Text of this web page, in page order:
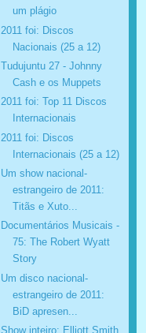
um plágio
2011 foi: Discos
Nacionais (25 a 12)
Tudujuntu 27 - Johnny
Cash e os Muppets
2011 foi: Top 11 Discos
Internacionais
2011 foi: Discos
Internacionais (25 a 12)
Um show nacional-
estrangeiro de 2011:
Titãs e Xuto...
Documentários Musicais -
75: The Robert Wyatt
Story
Um disco nacional-
estrangeiro de 2011:
BiD apresen...
Show inteiro: Elliott Smith